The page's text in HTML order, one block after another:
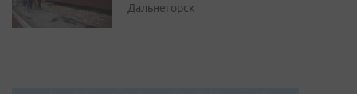
Дальнегорск